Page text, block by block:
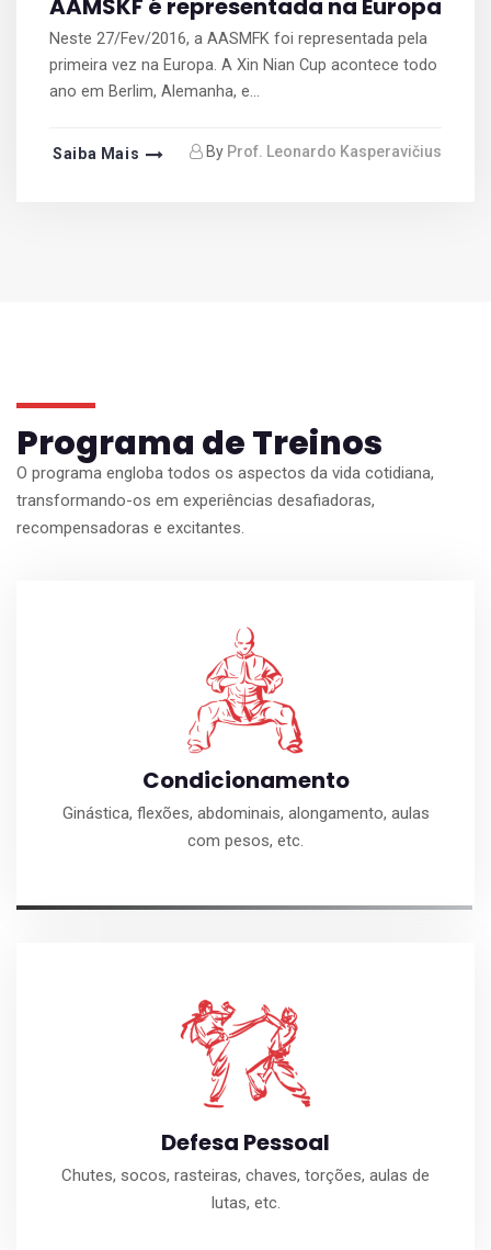
AAMSKF é representada na Europa
Neste 27/Fev/2016, a AASMFK foi representada pela
primeira vez na Europa. A Xin Nian Cup acontece todo
ano em Berlim, Alemanha, e...
Saiba Mais By Prof. Leonardo Kasperavičius
Programa de Treinos
O programa engloba todos os aspectos da vida cotidiana,
transformando-os em experiências desafiadoras,
recompensadoras e excitantes.
Condicionamento
Ginástica, flexões, abdominais, alongamento, aulas
com pesos, etc.
Defesa Pessoal
Chutes, socos, rasteiras, chaves, torções, aulas de
lutas, etc.